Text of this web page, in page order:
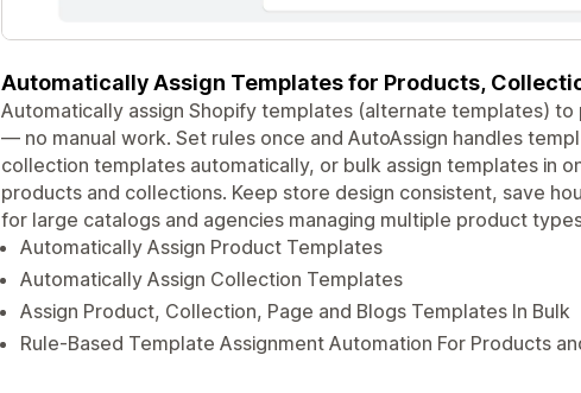
Automatically Assign Templates for Products,
Automatically assign Shopify templates (alternate templates)
— no manual work. Set rules once and AutoAssign handles
collection templates automatically, or bulk assign templates in
products and collections. Keep store design consistent, save
for large catalogs and agencies managing multiple product
Automatically Assign Product Templates
Automatically Assign Collection Templates
Assign Product, Collection, Page and Blogs Templates In Bulk
Rule-Based Template Assignment Automation For Products